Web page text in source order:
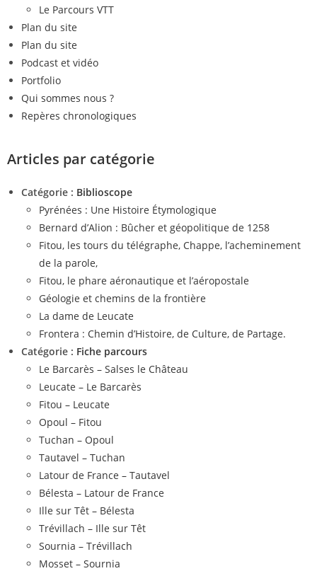
Le Parcours VTT
Plan du site
Plan du site
Podcast et vidéo
Portfolio
Qui sommes nous ?
Repères chronologiques
Articles par catégorie
Catégorie : Biblioscope
Pyrénées : Une Histoire Étymologique
Bernard d’Alion : Bûcher et géopolitique de 1258
Fitou, les tours du télégraphe, Chappe, l’acheminement
de la parole,
Fitou, le phare aéronautique et l’aéropostale
Géologie et chemins de la frontière
La dame de Leucate
Frontera : Chemin d’Histoire, de Culture, de Partage.
Catégorie : Fiche parcours
Le Barcarès – Salses le Château
Leucate – Le Barcarès
Fitou – Leucate
Opoul – Fitou
Tuchan – Opoul
Tautavel – Tuchan
Latour de France – Tautavel
Bélesta – Latour de France
Ille sur Têt – Bélesta
Trévillach – Ille sur Têt
Sournia – Trévillach
Mosset – Sournia